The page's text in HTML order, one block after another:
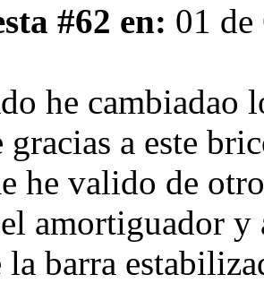
#62 en: 01
he cambiadao
gracias a este
he valido de
amortiguador y
barra